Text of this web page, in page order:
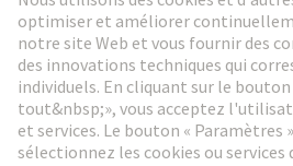
Aller à l'inscription